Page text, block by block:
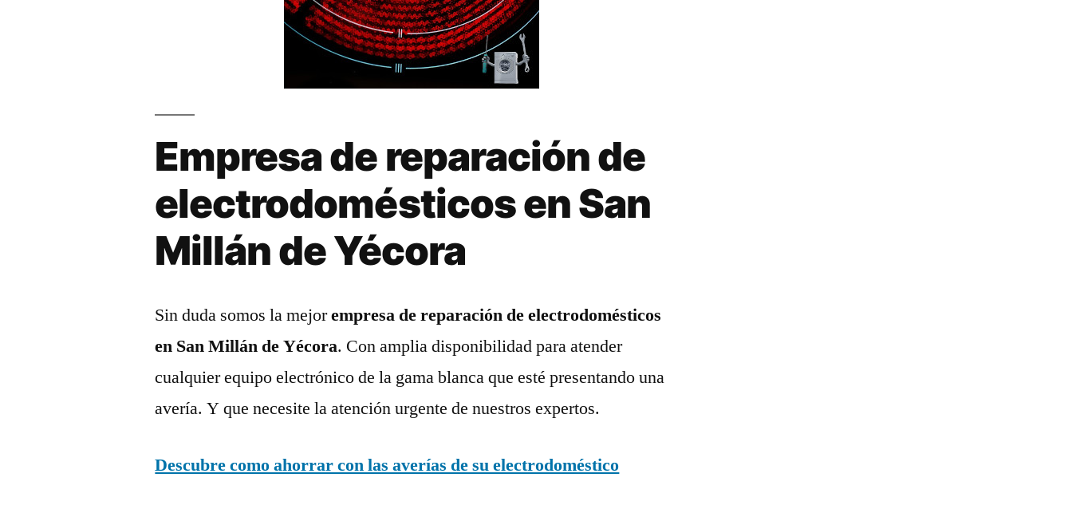
Empresa de reparación de
electrodomésticos en San
Millán de Yécora
Sin duda somos la mejorempresa de reparación de electrodomésticos
en San Millán de Yécora. Con amplia disponibilidad para atender
cualquier equipo electrónico de la gama blanca que esté presentando una
avería. Y que necesite la atención urgente de nuestros expertos.
Descubre como ahorrar con las averías de su electrodoméstico